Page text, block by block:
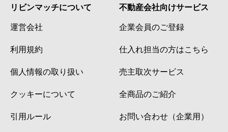
リビンマッチについて
運営会社
利用規約
個人情報の取り扱い
クッキーについて
引用ルール
不動産会社向けサービス
企業会員のご登録
仕入れ担当の方はこちら
売主取次サービス
全商品のご紹介
お問い合わせ（企業用）